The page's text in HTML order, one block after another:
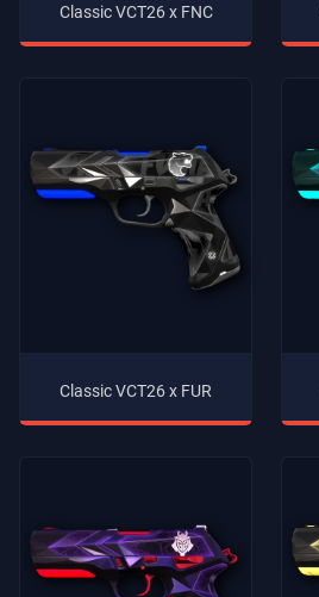
Classic VCT26 x FNC
Classic VCT26 x FUR